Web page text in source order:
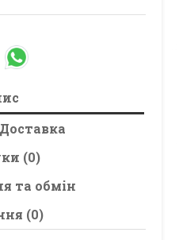
(0)
та обмін
(0)